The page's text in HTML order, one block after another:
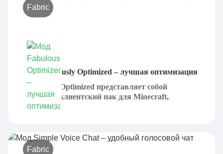
Fabric
Мод Fabulously Optimized – лучшая оптимизация
Fabulously Optimized представляет собой
отличный клиентский пак для Minecraft,
который...
Fabric